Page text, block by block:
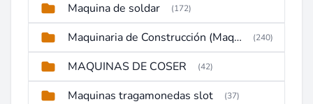
Maquina de soldar (172)
Maquinaria de Construcción (Maquinaria Pesada) (240)
MAQUINAS DE COSER (42)
Maquinas tragamonedas slot (37)